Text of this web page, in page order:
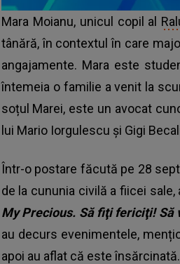
Mara Moianu, unicul copil al
tânără, în contextul în care
angajamente. Mara este
întemeia o familie a venit la
soțul Marei, este un avocat
lui Mario Iorgulescu și Gigi
Într-o postare făcută pe 28
de la cununia civilă a fiicei
My Precious. Să fiţi fericiţi! Să
au decurs evenimentele,
apoi au aflat că este însărcinată.